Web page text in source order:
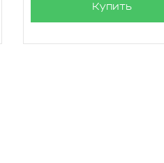
Купить